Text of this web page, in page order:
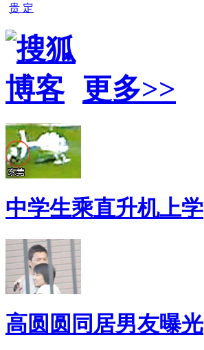
贵 定
更多>>
中学生乘直升机上学
高圆圆同居男友曝光